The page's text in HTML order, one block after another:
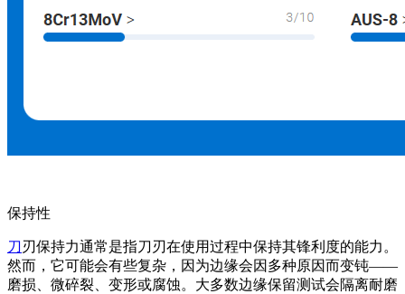
保持性
刀 刃保持力通常是指刀刃在使用过程中保持其锋利度的能力。
然而，它可能会有些复杂，因为边缘会因多种原因而变钝——
磨损、微碎裂、变形或腐蚀。大多数边缘保留测试会隔离耐磨